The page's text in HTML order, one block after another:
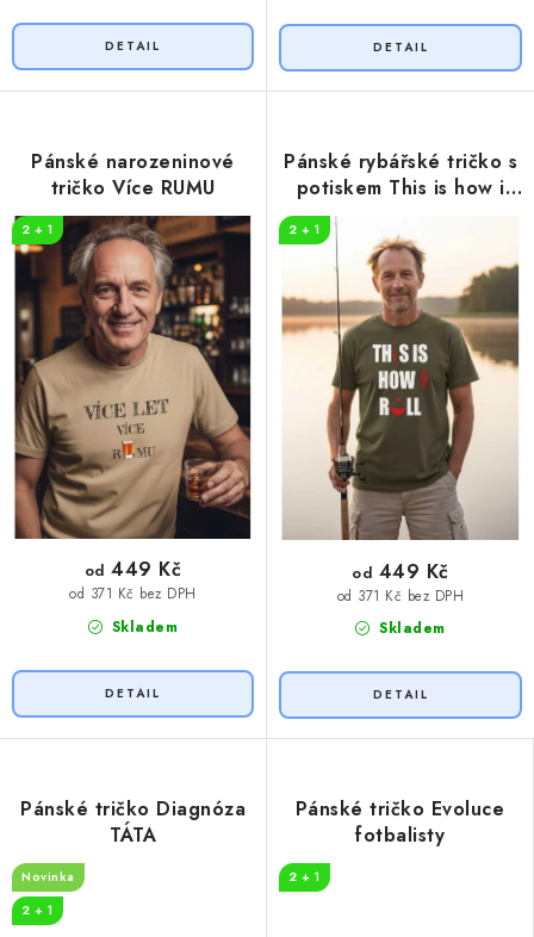
Pánské narozeninové
tričko Více RUMU
2 + 1
Skladem
od 371 Kč bez DPH
od 449 Kč
Pánské rybářské tričko s
potiskem This is how i
2 + 1
Skladem
od 371 Kč bez DPH
od 449 Kč
Pánské tričko Diagnóza
TÁTA
Novinka
2 + 1
Pánské tričko Evoluce
fotbalisty
2 + 1